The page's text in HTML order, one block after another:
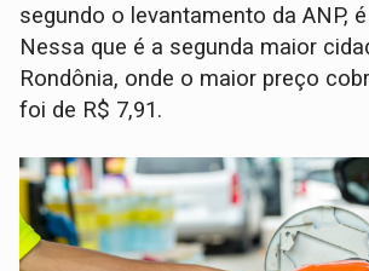
segundo o levantamento da ANP,
Nessa que é a segunda maior
Rondônia, onde o maior preço
foi de R$ 7,91.